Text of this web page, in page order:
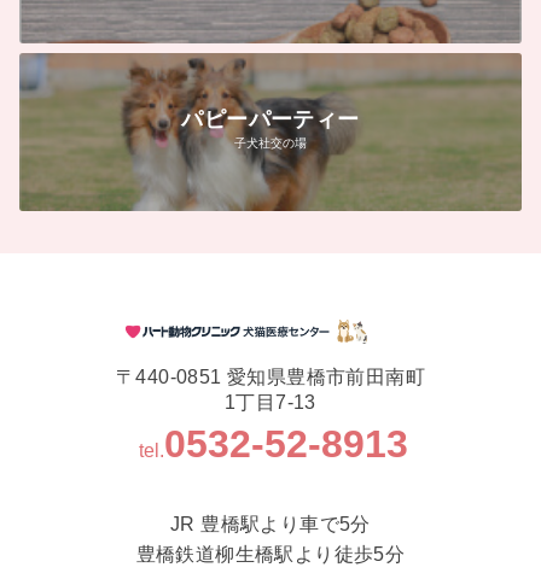
パピーパーティー
子犬社交の場
〒440-0851 愛知県豊橋市前田南町
1丁目7-13
tel.0532-52-8913
JR 豊橋駅より車で5分
豊橋鉄道柳生橋駅より徒歩5分